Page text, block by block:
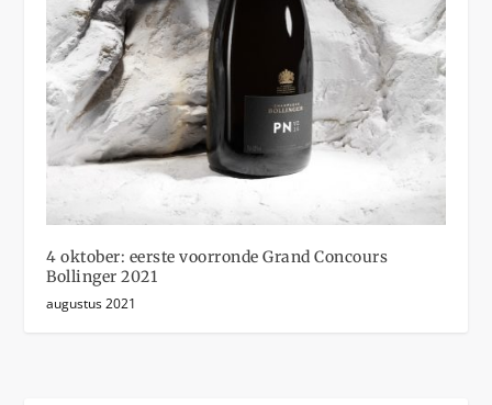
4 oktober: eerste voorronde Grand Concours
Bollinger 2021
augustus 2021